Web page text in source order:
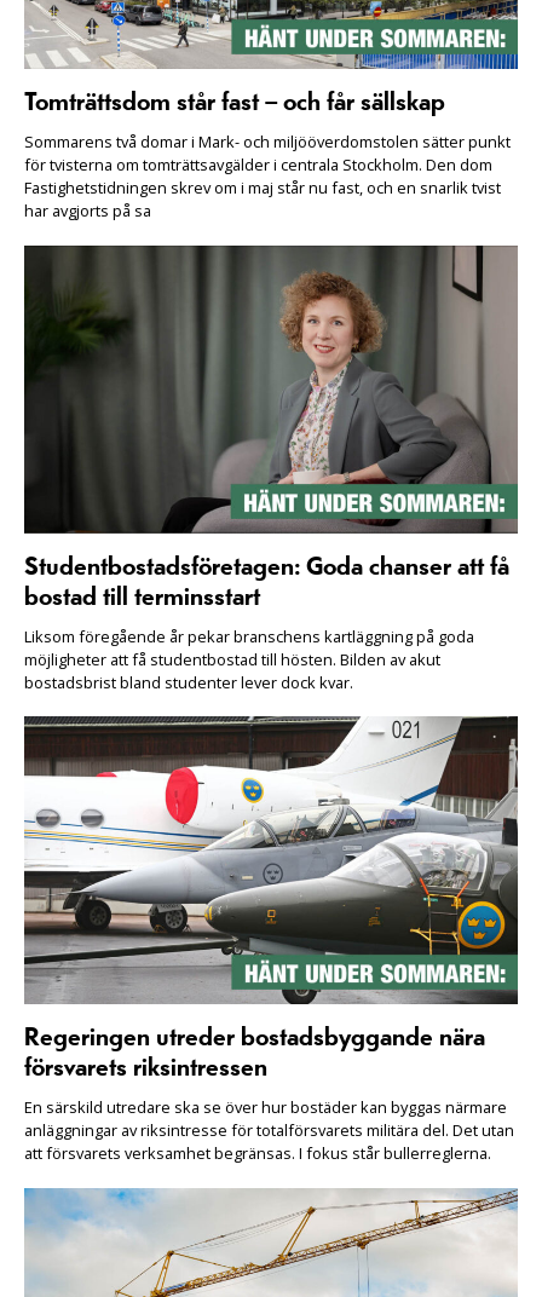
Tomträttsdom står fast – och får sällskap
Sommarens två domar i Mark- och miljööverdomstolen sätter punkt
för tvisterna om tomträttsavgälder i centrala Stockholm. Den dom
Fastighetstidningen skrev om i maj står nu fast, och en snarlik tvist
har avgjorts på sa
Studentbostadsföretagen: Goda chanser att få
bostad till terminsstart
Liksom föregående år pekar branschens kartläggning på goda
möjligheter att få studentbostad till hösten. Bilden av akut
bostadsbrist bland studenter lever dock kvar.
Regeringen utreder bostadsbyggande nära
försvarets riksintressen
En särskild utredare ska se över hur bostäder kan byggas närmare
anläggningar av riksintresse för totalförsvarets militära del. Det utan
att försvarets verksamhet begränsas. I fokus står bullerreglerna.